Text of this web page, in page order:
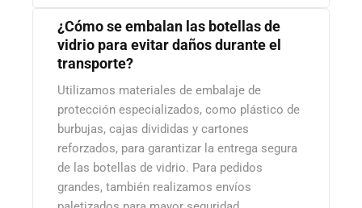
¿Cómo se embalan las botellas de
vidrio para evitar daños durante el
transporte?
Utilizamos materiales de embalaje de
protección especializados, como plástico de
burbujas, cajas divididas y cartones
reforzados, para garantizar la entrega segura
de las botellas de vidrio. Para pedidos
grandes, también realizamos envíos